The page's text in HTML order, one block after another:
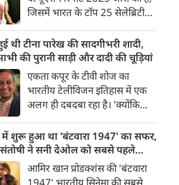
और मंगलवार) में भी फिल्म का
शानदार प्रदर्शन जारी है।
जिसमें भारत के टॉप 25 सेलेब्रिटी
डॉलर आंकी गई है। यह पिछले साल
के मुकाबले 3.7 फीसदी कम है।
रिपोर्ट के मुताबिक, इस लिस्ट में 13
पुरुष और 12 महिला सेलेब्रिटीज
शामिल हैं। उनकी ब्रांड वैल्यू का
आकलन उनके ब्रांड एंडोर्समेंट
पोर्टफोलियो और सोशल मीडिया पर
उनकी मौजूदगी के आधार पर किया
गया है।
थी टीना पारेख की सादगीभरी शादी,
की पुरानी साड़ी और दादी की चूड़ियां
एकता कपूर के टीवी शोज का
भारतीय टेलीविजन इतिहास में एक
अलग ही दबदबा रहा है। 'क्योंकि
जिंदगी की' से लेकर 'कहानी घर-घर
की' तक, इन धारावाहिकों ने कई
कलाकारों को घर-घर में पहचान
दिलाई। इन्हीं लोकप्रिय शोज में से एक
शुरू हुआ था 'बंटवारा 1947' का सफर,
संतोषी ने सनी देओल को सबसे पहले
आमिर खान प्रोडक्शंस की 'बंटवारा